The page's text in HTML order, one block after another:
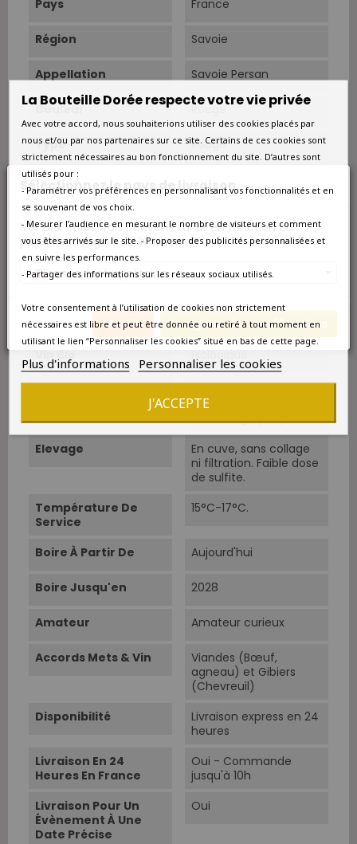
Sélectionnez le pays de livraison
Nos prix et les frais peuvent varier en fonction du
pays/de la région de livraison.
France métropolitaine
Annuler Enregistrer les modifications
Pays France
Région Savoie
Appellation Savoie Persan
Couleur Rouge
Type Rouge
Superficie
Rendements
Persan
Cépages
Conduite Agrigulture biologique
Vin Bio Biologique
de macération, 1
remontage par jour.
Elevage
En cuve, sans collage
ni filtration. Faible dose
de sulfite.
Température De
Service
15°C-17°C.
Boire À Partir De Aujourd'hui
Boire Jusqu'en 2028
Amateur Amateur curieux
Accords Mets & Vin
Viandes (Bœuf,
agneau) et Gibiers
(Chevreuil)
Disponibilité
Livraison express en 24
heures
Livraison En 24
Heures En France
Oui - Commande
jusqu'à 10h
Livraison Pour Un
Évènement À Une
Date Précise
Oui
La Bouteille Dorée respecte votre vie privée
Avec votre accord, nous souhaiterions utiliser des cookies placés par
nous et/ou par nos partenaires sur ce site. Certains de ces cookies sont
strictement nécessaires au bon fonctionnement du site. D’autres sont
utilisés pour :
- Paramétrer vos préférences en personnalisant vos fonctionnalités et en
se souvenant de vos choix.
- Mesurer l’audience en mesurant le nombre de visiteurs et comment
vous êtes arrivés sur le site. - Proposer des publicités personnalisées et
en suivre les performances.
- Partager des informations sur les réseaux sociaux utilisés.
Votre consentement à l’utilisation de cookies non strictement
nécessaires est libre et peut être donnée ou retiré à tout moment en
utilisant le lien “Personnaliser les cookies” situé en bas de cette page.
Plus d'informations Personnaliser les cookies
J'ACCEPTE